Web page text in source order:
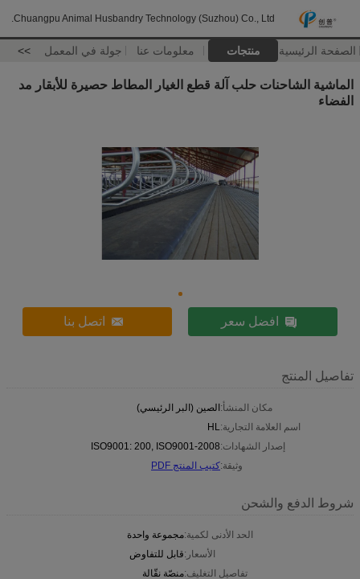
Chuangpu Animal Husbandry Technology (Suzhou) Co., Ltd.
الصفحة الرئيسية منتجات معلومات عنا جولة في المعمل >>
الماشية الشاحنات حلب آلة قطع الغيار المطاط حصيرة للأبقار مد
الفضاء
افضل سعر اتصل بنا
تفاصيل المنتج
مكان المنشأ:الصين (البر الرئيسي)
اسم العلامة التجارية:HL
إصدار الشهادات:ISO9001: 200, ISO9001-2008
وثيقة:كتيب المنتج PDF
شروط الدفع والشحن
الحد الأدنى لكمية:مجموعة واحدة
الأسعار:قابل للتفاوض
تفاصيل التغليف:منصّة نقّالة